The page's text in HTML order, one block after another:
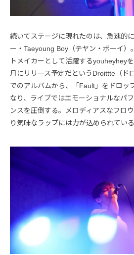
続いてステージに現れたのは、急速的
ー・Taeyoung Boy（テヤン・ボーイ）
トメイカーとして活躍するyouheyhey
月にリリース予定だというDroittte（ド
でのアルバムから、「Fault」をドロッ
なり、ライブではエモーショナルなパ
ンスを圧倒する。メロディアスなフロ
り気味なラップには力が込められてい